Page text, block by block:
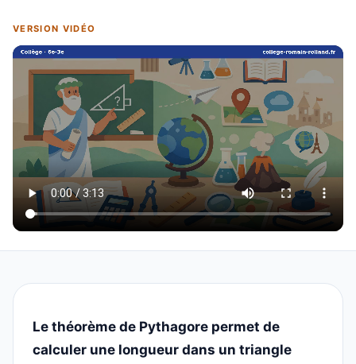
VERSION VIDÉO
Le théorème de Pythagore permet de
calculer une longueur dans un triangle